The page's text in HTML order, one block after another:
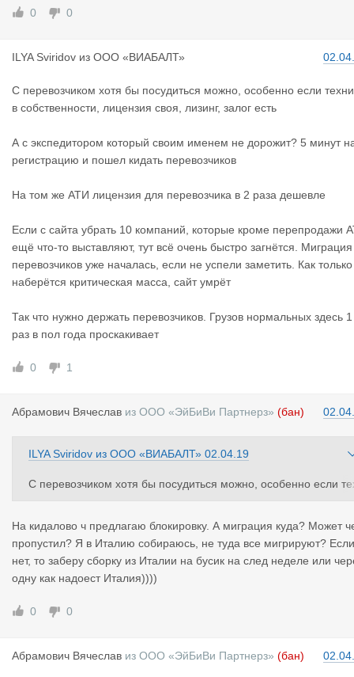
0 0
ILYA Sviridov из ООО «ВИАБАЛТ»
С перевозчиком хотя бы посудиться можно, особенно если
в собственности, лицензия своя, лизинг, залог есть
А с экспедитором который своим именем не дорожит? 5 минут
регистрацию и пошел кидать перевозчиков
На том же АТИ лицензия для перевозчика в 2 раза дешевле
Если с сайта убрать 10 компаний, которые кроме перепродажи
ещё что-то выставляют, тут всё очень быстро загнётся. Миграция
перевозчиков уже началась, если не успели заметить. Как только
наберётся критическая масса, сайт умрёт
Так что нужно держать перевозчиков. Грузов нормальных здесь 1
раз в пол года проскакивает
0 1
Абрамович Вячеслав из ООО «ЭйБиВи Партнерз» (бан)
ILYA Sviridov из ООО «ВИАБАЛТ» 02.04.19
С перевозчиком хотя бы посудиться можно, особенно если
А с экспедитором который своим именем не дорожит? 5
на регистрацию и пошел кидать перевозчиков
На том же АТИ лицензия для перевозчика в 2 раза дешевле
Миграция перевозчиков уже началась, если не успели
На кидалово ч предлагаю блокировку. А миграция куда? Может
пропустил? Я в Италию собираюсь, не туда все мигрируют? Если
нет, то заберу сборку из Италии на бусик на след неделе или
одну как надоест Италия))))
0 0
Абрамович Вячеслав из ООО «ЭйБиВи Партнерз» (бан)